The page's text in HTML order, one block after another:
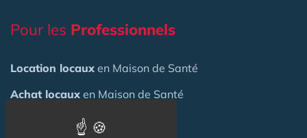
Pour les Professionnels
Location locaux en Maison de Santé
Achat locaux en Maison de Santé
en Centre de Santé